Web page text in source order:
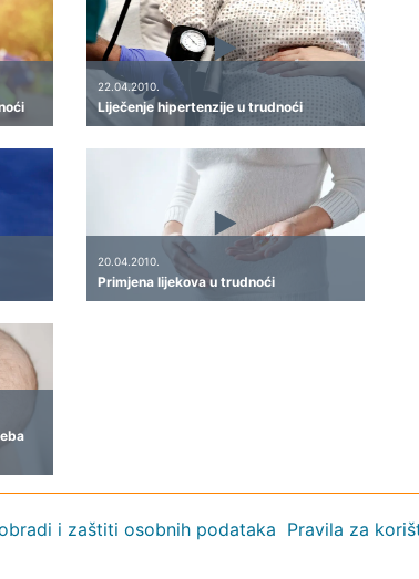
22.04.2010.
Liječenje hipertenzije u trudnoći
20.04.2010.
Primjena lijekova u trudnoći
i zaštiti osobnih podataka Pravila za